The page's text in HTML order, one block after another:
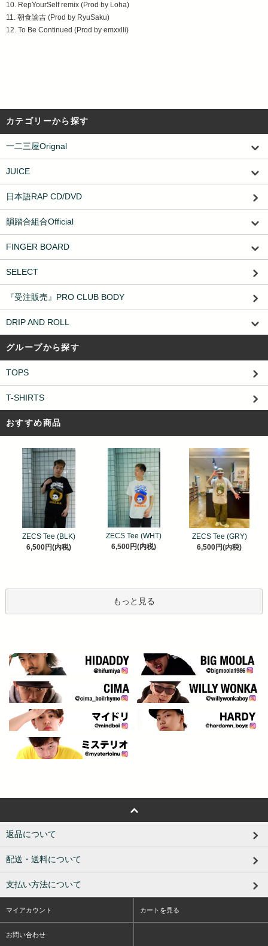
10. RepYourSelf remix (Prod by Loha)
11. 朝食諭吉 (Prod by RyuSaku)
12. To Be Continued (Prod by emxxlli)
カテゴリーから探す
一二三屋Orignal
JUICE
日本語RAP CD/DVD
韻踏合組合Official
FINGER BOARD
SELECT
『受注販売』PRO CLUB BODY
DRIP AND ROLL
グループから探す
TOPS
T-SHIRTS
おすすめ商品
ZECS Tee (BLK)
6,500円(内税)
ZECS Tee (WHT)
6,500円(内税)
ZECS Tee (GRY)
6,500円(内税)
もっと見る
返品について
配送・送料について
支払い方法について
マイアカウント カートを見る
お問い合わせ